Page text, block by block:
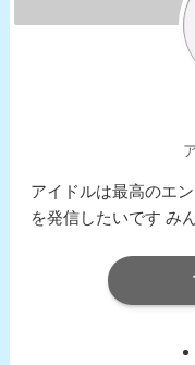
アイドルは最高のエ
を発信したいです み